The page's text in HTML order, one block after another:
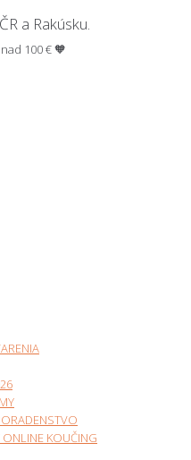
a Rakúsku.
100 €🧡
ONLINE KOUČING